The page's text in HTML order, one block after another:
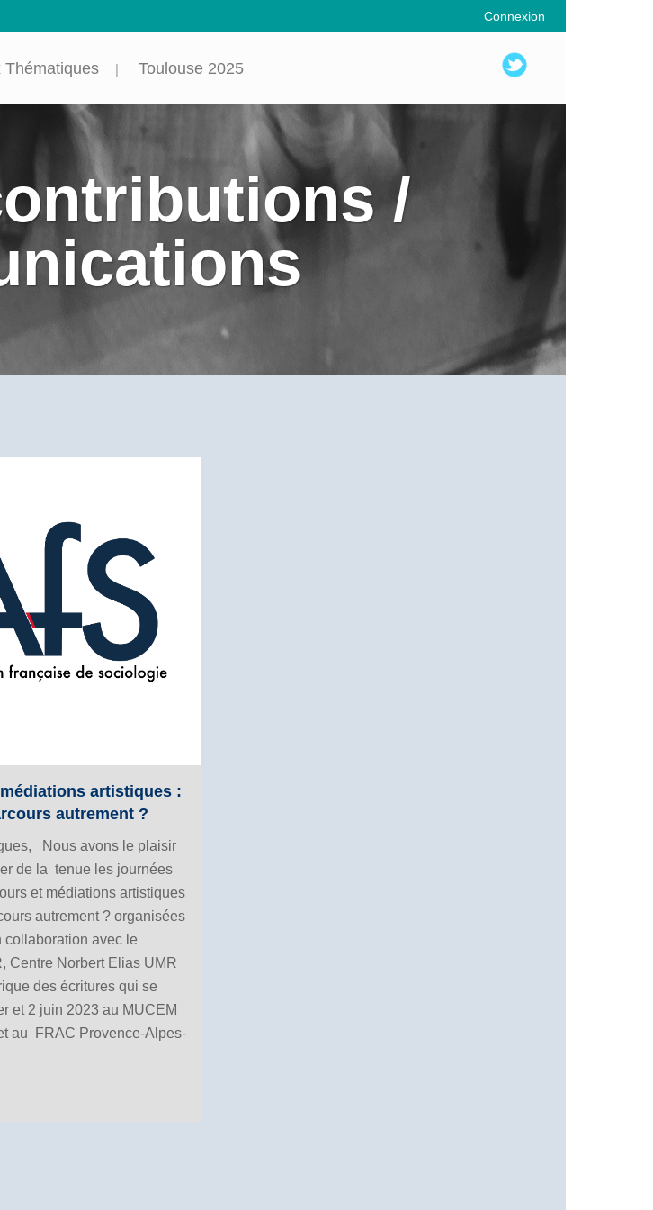
Connexion
Thématiques Toulouse 2025
/
artistiques :
autrement ?
Nous avons le plaisir
de la tenue les journées
et médiations artistiques
autrement ? organisées
collaboration avec le
Centre Norbert Elias UMR
des écritures qui se
et 2 juin 2023 au MUCEM
au FRAC Provence-Alpes-